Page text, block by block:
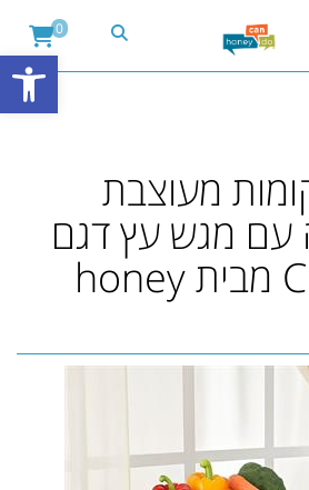
0
3 קומות מעוצבת
עם מגש עץ דגם
CRT-03334 מבית honey